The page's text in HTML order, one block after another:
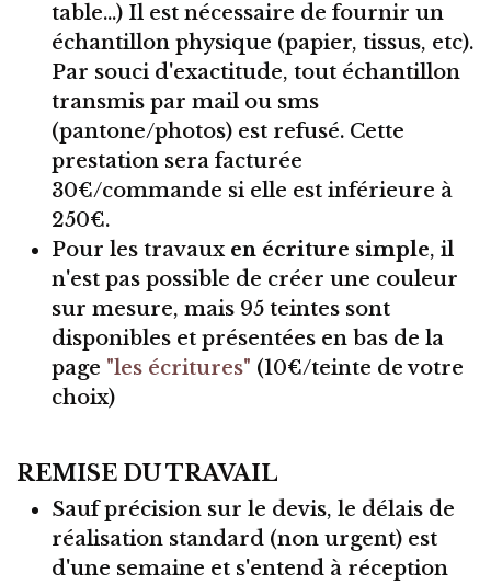
table...) Il est nécessaire de fournir un
échantillon physique (papier, tissus, etc).
Par souci d'exactitude, tout échantillon
transmis par mail ou sms
(pantone/photos) est refusé. Cette
prestation sera facturée
30€/commande si elle est inférieure à
250€.
Pour les travaux en écriture simple, il
n'est pas possible de créer une couleur
sur mesure, mais 95 teintes sont
disponibles et présentées en bas de la
page "les écritures" (10€/teinte de votre
choix)
REMISE DU TRAVAIL
Sauf précision sur le devis, le délais de
réalisation standard (non urgent) est
d'une semaine et s'entend à réception